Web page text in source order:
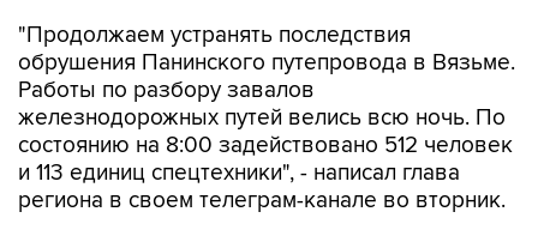
"Продолжаем устранять последствия
обрушения Панинского путепровода в Вязьме.
Работы по разбору завалов
железнодорожных путей велись всю ночь. По
состоянию на 8:00 задействовано 512 человек
и 113 единиц спецтехники", - написал глава
региона в своем телеграм-канале во вторник.